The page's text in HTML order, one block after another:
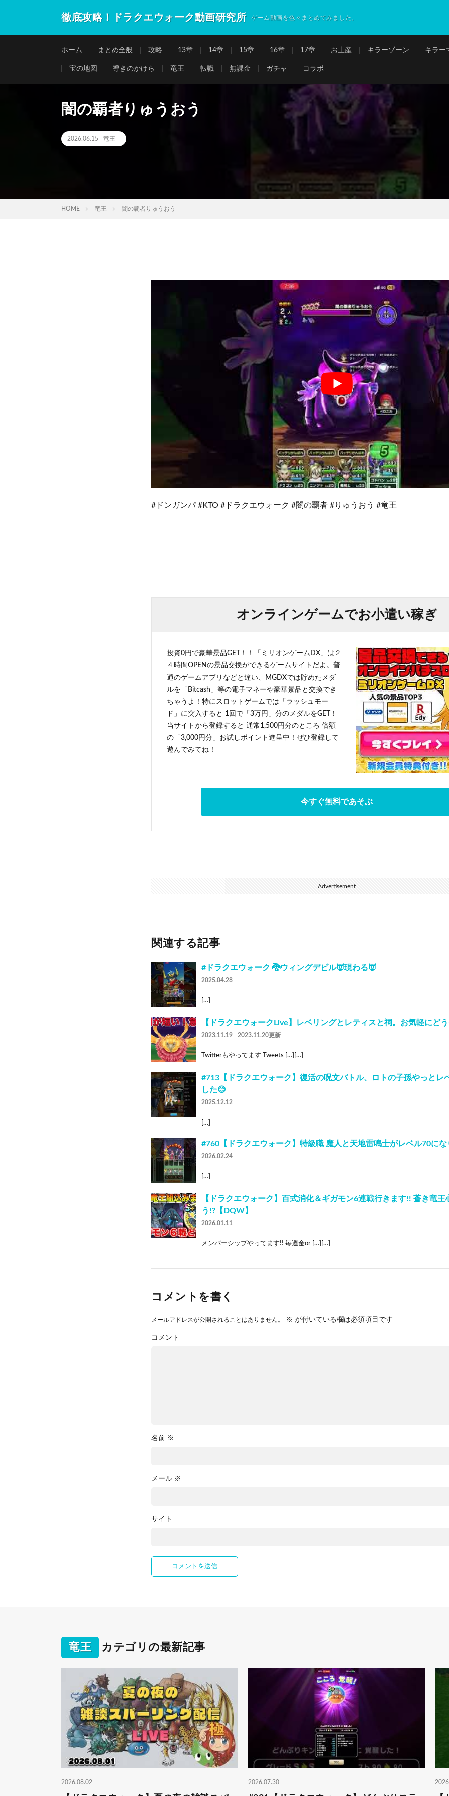
徹底攻略！ドラクエウォーク動画研究所 ゲーム動画を色々まとめてみました。
ホーム まとめ全般 攻略 13章 14章 15章 16章 17章 お土産 キラーゾーン キラー
宝の地図 導きのかけら 竜王 転職 無課金 ガチャ コラボ
闇の覇者りゅうおう
2026.06.15 竜王
HOME 竜王 闇の覇者りゅうおう
#ドンガンパ #KTO #ドラクエウォーク #闇の覇者 #りゅうおう #竜王
オンラインゲームでお小遣い稼ぎ
投資0円で豪華景品GET！！「ミリオンゲームDX」は２
４時間OPENの景品交換ができるゲームサイトだよ。普
通のゲームアプリなどと違い、MGDXでは貯めたメダ
ルを「Bitcash」等の電子マネーや豪華景品と交換でき
ちゃうよ！特にスロットゲームでは「ラッシュモー
ド」に突入すると 1回で「3万円」分のメダルをGET！
当サイトから登録すると 通常1,500円分のところ 倍額
の「3,000円分」お試しポイント進呈中！ぜひ登録して
遊んでみてね！
今すぐ無料であそぶ
Advertisement
関連する記事
#ドラクエウォーク 🐉ウィングデビル👿現わる👿
2025.04.28
[…]
【ドラクエウォークLive】レベリングとレティスと祠。お気軽にどう
2023.11.19 2023.11.20更新
Twitterもやってます Tweets […][…]
#713【ドラクエウォーク】復活の呪文バトル、ロトの子孫やっとレ
した😊
2025.12.12
[…]
#760【ドラクエウォーク】特級職 魔人と天地雷鳴士がレベル70に
2026.02.24
[…]
【ドラクエウォーク】百式消化＆ギガモン6連戦行きます!! 蒼き竜
う!?【DQW】
2026.01.11
メンバーシップやってます!! 毎週金or […][…]
コメントを書く
メールアドレスが公開されることはありません。 ※ が付いている欄は必須項目です
コメント
名前 ※
メール ※
サイト
竜王 カテゴリの最新記事
2026.08.02 2026.07.30